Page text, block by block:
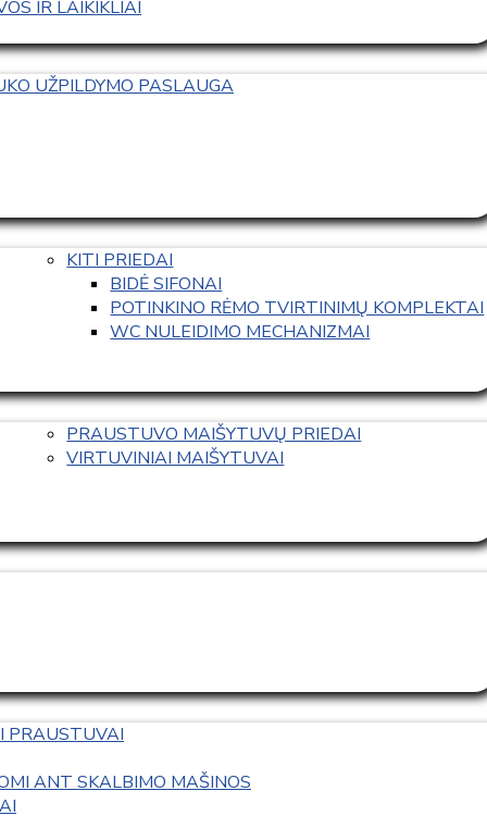
IR LAIKIKLIAI
UŽPILDYMO PASLAUGA
KITI PRIEDAI
BIDĖ SIFONAI
POTINKINO RĖMO TVIRTINIMŲ KOMPLEKTAI
WC NULEIDIMO MECHANIZMAI
PRAUSTUVO MAIŠYTUVŲ PRIEDAI
VIRTUVINIAI MAIŠYTUVAI
PRAUSTUVAI
ANT SKALBIMO MAŠINOS